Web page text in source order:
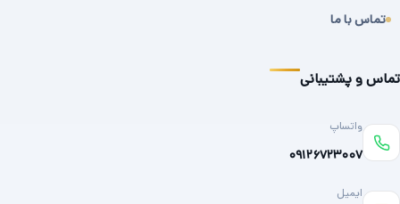
تماس با ما
تماس و پشتیبانی
واتساپ
۰۹۱۲۶۷۲۳۰۰۷
ایمیل